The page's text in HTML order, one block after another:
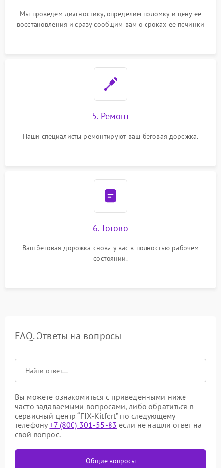
Мы проведем диагностику, определим поломку и цену ее
восстановления и сразу сообщим вам о сроках ее починки
5. Ремонт
Наши специалисты ремонтируют ваш беговая дорожка.
6. Готово
Ваш беговая дорожка снова у вас в полностью рабочем
состоянии.
FAQ. Ответы на вопросы
Вы можете ознакомиться с приведенными ниже
часто задаваемыми вопросами, либо обратиться в
сервисный центр “FIX-Kitfort” по следующему
телефону+7 (800) 301-55-83 если не нашли ответ на
свой вопрос.
Общие вопросы